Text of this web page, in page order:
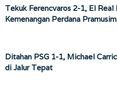
Tekuk Ferencvaros 2-1, El Real
Kemenangan Perdana Pramusim
Ditahan PSG 1-1, Michael
di Jalur Tepat